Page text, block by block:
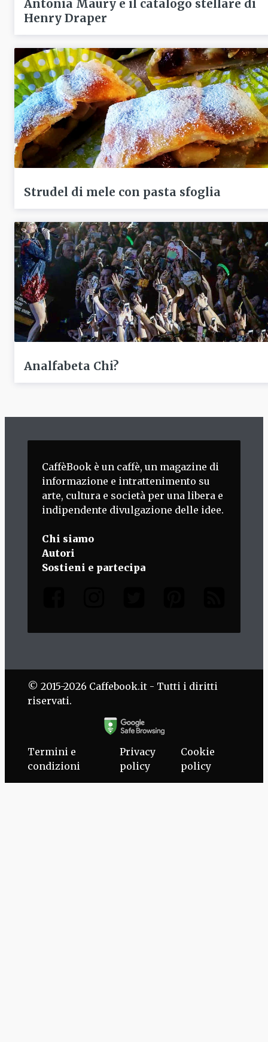
Antonia Maury e il catalogo stellare di
Henry Draper
Strudel di mele con pasta sfoglia
Analfabeta Chi?
CaffèBook è un caffè, un magazine di
informazione e intrattenimento su
arte, cultura e società per una libera e
indipendente divulgazione delle idee.
Chi siamo
Autori
Sostieni e partecipa
© 2015-2026 Caffebook.it - Tutti i diritti
riservati.
Termini e
condizioni
Privacy
policy
Cookie
policy